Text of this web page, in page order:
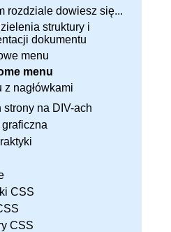
rozdziale dowiesz się...
struktury i
dokumentu
menu
menu
z nagłówkami
strony na DIV-ach
CSS
CSS